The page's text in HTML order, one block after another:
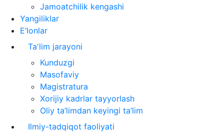
Jamoatchilik kengashi
Yangiliklar
E’lonlar
Taʼlim jarayoni
Kunduzgi
Masofaviy
Magistratura
Xorijiy kadrlar tayyorlash
Oliy ta’limdan keyingi ta’lim
Ilmiy-tadqiqot faoliyati